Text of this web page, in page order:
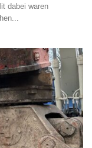
dabei waren